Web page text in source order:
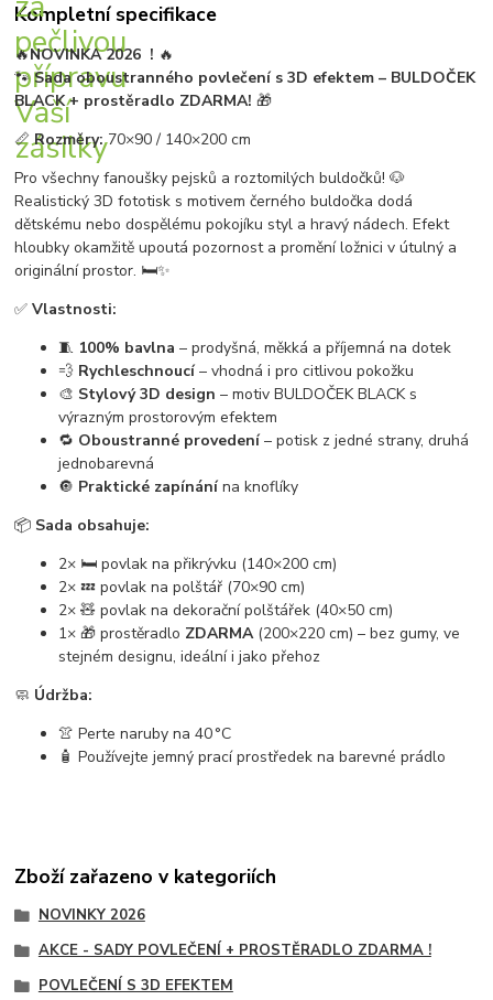
Kompletní specifikace
🔥NOVINKA 2026 ! 🔥
🐾Sada oboustranného povlečení s 3D efektem – BULDOČEK
BLACK + prostěradlo ZDARMA! 🎁
📏Rozměry:70×90 / 140×200 cm
Pro všechny fanoušky pejsků a roztomilých buldočků! 🐶
Realistický 3D fototisk s motivem černého buldočka dodá
dětskému nebo dospělému pokojíku styl a hravý nádech. Efekt
hloubky okamžitě upoutá pozornost a promění ložnici v útulný a
originální prostor. 🛏️✨
✅Vlastnosti:
🧵 100% bavlna – prodyšná, měkká a příjemná na dotek
💨 Rychleschnoucí– vhodná i pro citlivou pokožku
🎨 Stylový 3D design – motiv BULDOČEK BLACK s
výrazným prostorovým efektem
🔁 Oboustranné provedení– potisk z jedné strany, druhá
jednobarevná
🔘 Praktické zapínánína knoflíky
📦 Sada obsahuje:
2× 🛏️ povlak na přikrývku (140×200 cm)
2× 💤 povlak na polštář (70×90 cm)
2× 🧸 povlak na dekorační polštářek (40×50 cm)
1× 🎁 prostěradlo ZDARMA(200×220 cm) – bez gumy, ve
stejném designu, ideální i jako přehoz
🧼 Údržba:
👚 Perte naruby na 40 °C
🧴 Používejte jemný prací prostředek na barevné prádlo
Zboží zařazeno v kategoriích
NOVINKY 2026
AKCE - SADY POVLEČENÍ + PROSTĚRADLO ZDARMA !
POVLEČENÍ S 3D EFEKTEM